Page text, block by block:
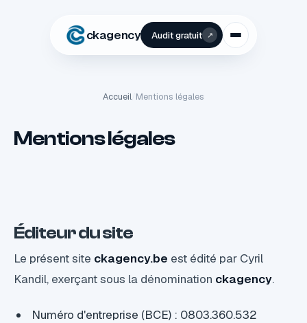
ckagency Audit gratuit ↗
Accueil Mentions légales
Mentions légales
Éditeur du site
Le présent site ckagency.be est édité par Cyril
Kandil, exerçant sous la dénomination ckagency.
Numéro d'entreprise (BCE) : 0803.360.532